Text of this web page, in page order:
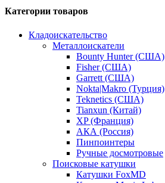
Категории товаров
Кладоискательство
Металлоискатели
Bounty Hunter (США)
Fisher (США)
Garrett (США)
Nokta|Makro (Турция)
Teknetics (США)
Tianxun (Китай)
XP (Франция)
АКА (Россия)
Пинпоинтеры
Ручные досмотровые
Поисковые катушки
Катушки FoxMD